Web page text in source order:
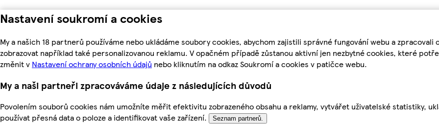
Nastavení soukromí a cookies
My a našich 18 partnerů používáme nebo ukládáme soubory cookies, abychom zajistili správné fungování webu a
zobrazovat například také personalizovanou reklamu. V opačném případě zůstanou aktivní jen nezbytné cookies, které
změnit v Nastavení ochrany osobních údajů nebo kliknutím na odkaz Soukromí a cookies v patičce webu.
My a naši partneři zpracováváme údaje z následujících důvodů
Povolením souborů cookies nám umožníte měřit efektivitu zobrazeného obsahu a reklamy, vytvářet uživatelské statistiky,
používat přesná data o poloze a identifikovat vaše zařízení.
Seznam partnerů.